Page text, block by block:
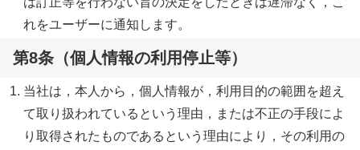
れをユーザーに通知します。
第8条（個人情報の利用停止等）
当社は，本人から，個人情報が，利用目的の範囲を超え
て取り扱われているという理由，または不正の手段によ
り取得されたものであるという理由により，その利用の